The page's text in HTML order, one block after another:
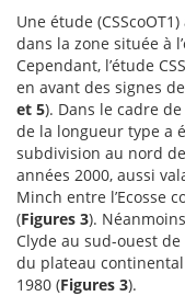
Une étude
dans la zone située à
Cependant, l’étude
en avant des signes
et 5). Dans le cadre
de la longueur type a
subdivision au nord de
années 2000, aussi
Minch entre l’Ecosse
(Figures 3).
Clyde au sud-ouest
du plateau
1980 (Figures 3).